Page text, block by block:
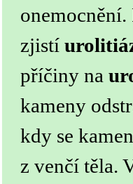
onemocnění.
zjistí
příčiny na
kameny
kdy se
z venčí těla.